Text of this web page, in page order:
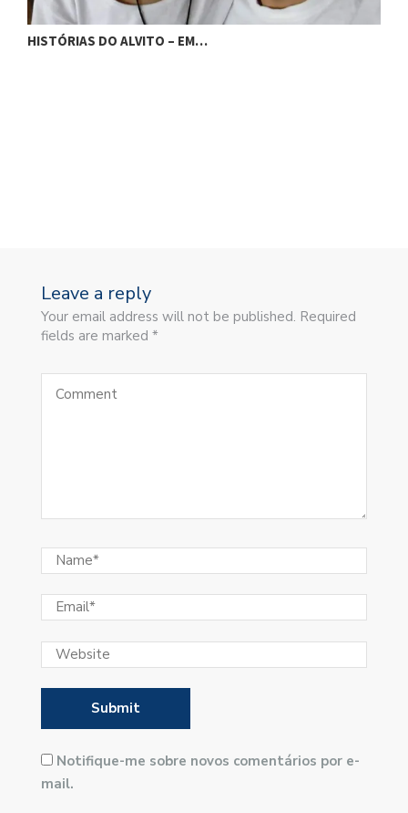
HISTÓRIAS DO ALVITO – EM…
Leave a reply
Your email address will not be published. Required
fields are marked *
Notifique-me sobre novos comentários por e-
mail.